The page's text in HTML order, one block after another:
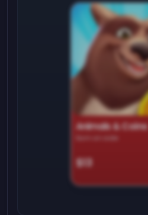
Animals & Coins
Earn on side
$13